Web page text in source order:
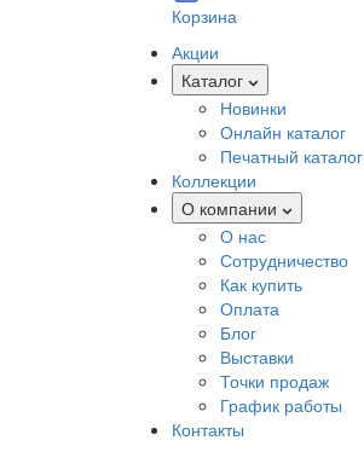
Корзина
Акции
Каталог
Новинки
Онлайн каталог
Печатный каталог
Коллекции
О компании
О нас
Сотрудничество
Как купить
Оплата
Блог
Выставки
Точки продаж
График работы
Контакты